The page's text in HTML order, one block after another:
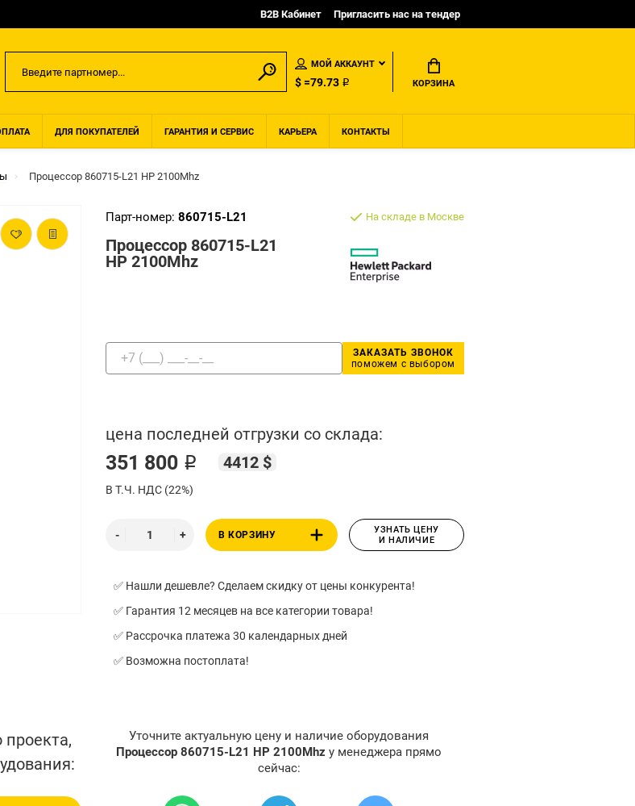
B2B Кабинет Пригласить нас на тендер
МОЙ АККАУНТ
$ =79.73 ₽ КОРЗИНА
ДЛЯ ПОКУПАТЕЛЕЙ ГАРАНТИЯ И СЕРВИС КАРЬЕРА КОНТАКТЫ
Процессор 860715-L21 HP 2100Mhz
Парт-номер: 860715-L21
Процессор 860715-L21
HP 2100Mhz
На складе в Москве
ЗАКАЗАТЬ ЗВОНОК
поможем с выбором
цена последней отгрузки со склада:
351 800 ₽ 4412 $
В Т.Ч. НДС (22%)
В КОРЗИНУ
УЗНАТЬ ЦЕНУ
И НАЛИЧИЕ
✅ Нашли дешевле? Сделаем скидку от цены конкурента!
✅ Гарантия 12 месяцев на все категории товара!
✅ Рассрочка платежа 30 календарных дней
✅ Возможна постоплата!
проекта,
Уточните актуальную цену и наличие оборудования
Процессор 860715-L21 HP 2100Mhz у менеджера прямо
сейчас: